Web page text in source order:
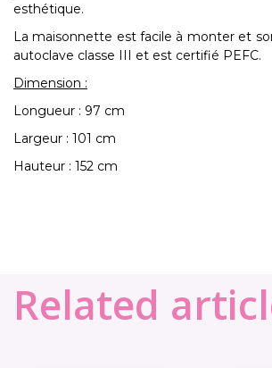
esthétique.
La maisonnette est facile à monter et
autoclave classe III et est certifié PEFC.
Dimension :
Longueur : 97 cm
Largeur : 101 cm
Hauteur : 152 cm
Related